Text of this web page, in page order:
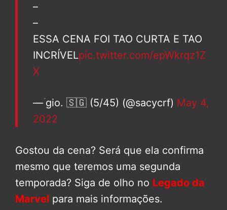
–
–
ESSA CENA FOI TAO CURTA E TAO
INCRÍVELpic.twitter.com/epWkrqz1Z
X
— ؘgio. 🇸🇬 (5/45) (@sacycrf) May 4,
2022
Gostou da cena? Será que ela confirma
mesmo que teremos uma segunda
temporada? Siga de olho no Legado da
Marvel para mais informações.